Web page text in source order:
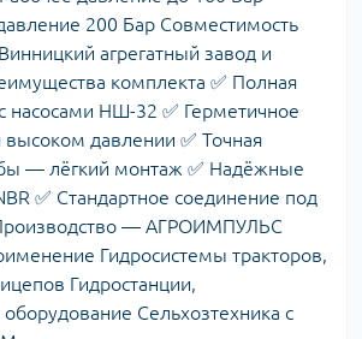
200 Бар Совместимость
агрегатный завод и
комплекта ✅ Полная
насосами НШ-32 ✅ Герметичное
давлении ✅ Точная
— лёгкий монтаж ✅ Надёжные
✅ Стандартное соединение под
— АГРОИМПУЛЬС
Гидросистемы тракторов,
Гидростанции,
Сельхозтехника с